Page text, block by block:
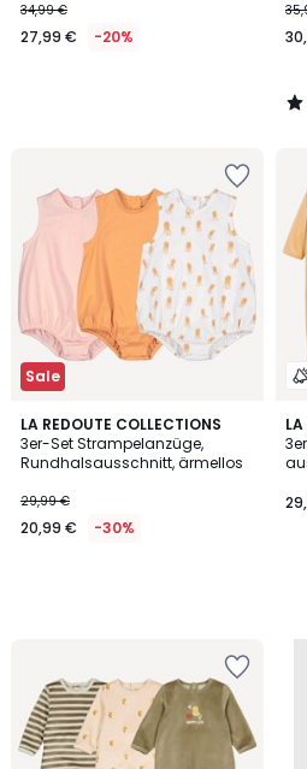
34,99 €
27,99 € -20%
/
Sale
LA REDOUTE COLLECTIONS
3er-Set Strampelanzüge,
Rundhalsausschnitt, ärmellos
29,99 €
20,99 € -30%